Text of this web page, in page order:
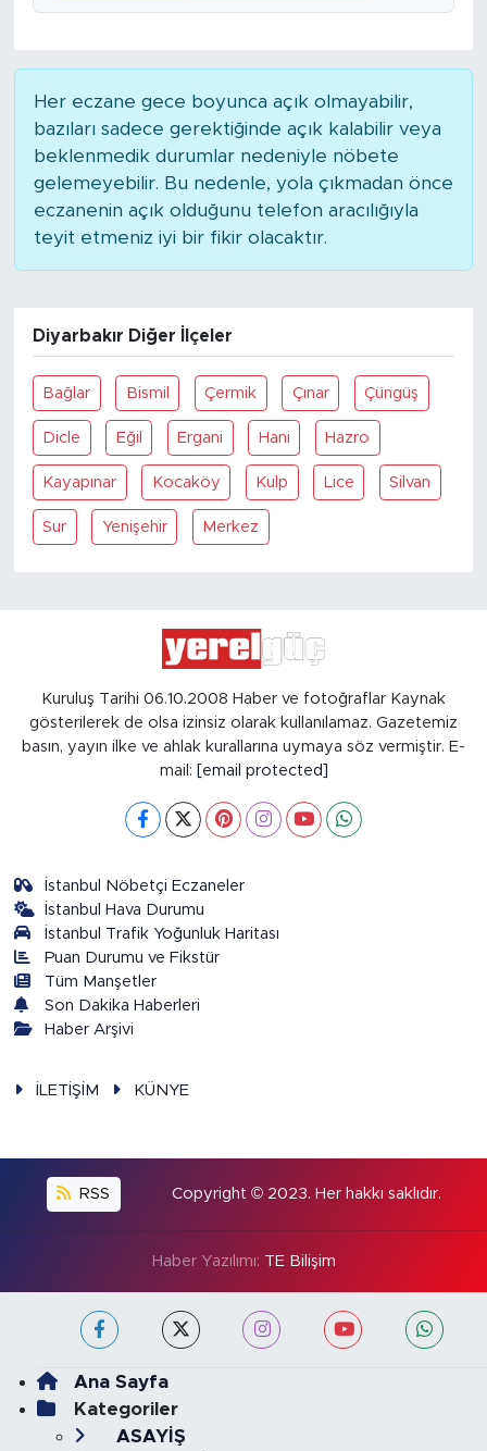
Her eczane gece boyunca açık olmayabilir,
bazıları sadece gerektiğinde açık kalabilir veya
beklenmedik durumlar nedeniyle nöbete
gelemeyebilir. Bu nedenle, yola çıkmadan önce
eczanenin açık olduğunu telefon aracılığıyla
teyit etmeniz iyi bir fikir olacaktır.
Diyarbakır Diğer İlçeler
Bağlar Bismil Çermik Çınar Çüngüş
Dicle Eğil Ergani Hani Hazro
Kayapınar Kocaköy Kulp Lice Silvan
Sur Yenişehir Merkez
Kuruluş Tarihi 06.10.2008 Haber ve fotoğraflar Kaynak
gösterilerek de olsa izinsiz olarak kullanılamaz. Gazetemiz
basın, yayın ilke ve ahlak kurallarına uymaya söz vermiştir. E-
mail: [email protected]
İstanbul Nöbetçi Eczaneler
İstanbul Hava Durumu
İstanbul Trafik Yoğunluk Haritası
Puan Durumu ve Fikstür
Tüm Manşetler
Son Dakika Haberleri
Haber Arşivi
İLETİŞİM KÜNYE
RSS Copyright © 2023. Her hakkı saklıdır.
Haber Yazılımı: TE Bilişim
Ana Sayfa
Kategoriler
ASAYİŞ